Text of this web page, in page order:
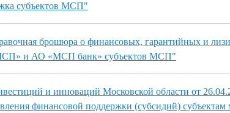
субъектов МСП"
брошюра о финансовых, гарантийных и
и АО «МСП банк» субъектов МСП"
и инноваций Московской области от
финансовой поддержки (субсидий) субъектам